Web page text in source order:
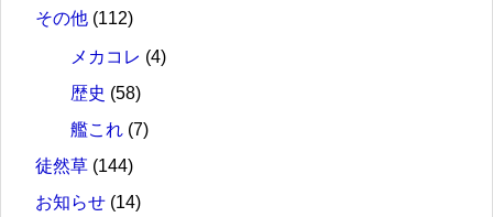
その他 (112)
メカコレ (4)
歴史 (58)
艦これ (7)
徒然草 (144)
お知らせ (14)